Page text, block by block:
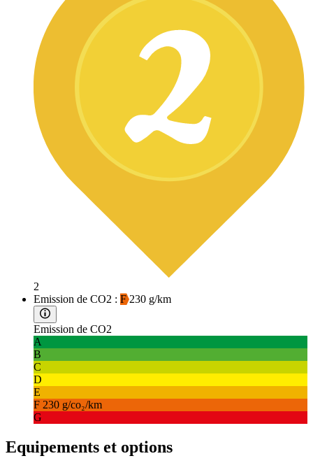
2
Emission de CO2 : F230 g/km
Emission de CO2
A
B
C
D
E
F 230 g/co₂/km
G
Equipements et options